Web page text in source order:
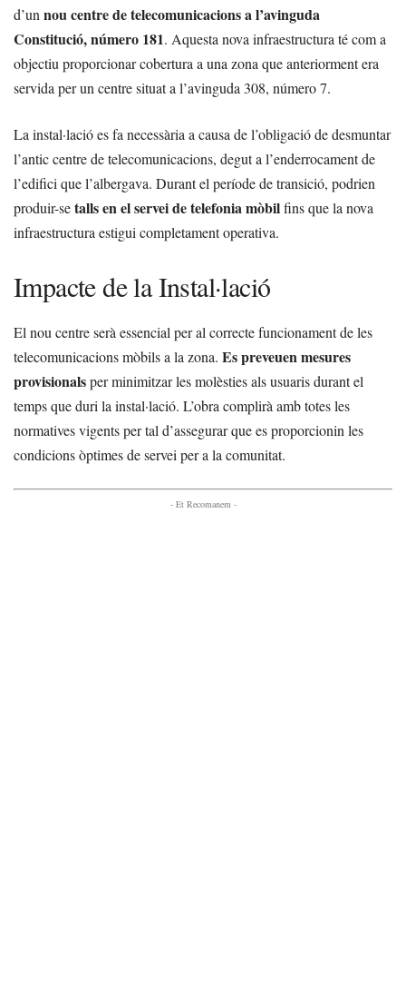
d’un nou centre de telecomunicacions a l’avinguda
Constitució, número 181. Aquesta nova infraestructura té com a
objectiu proporcionar cobertura a una zona que anteriorment era
servida per un centre situat a l’avinguda 308, número 7.
La instal·lació es fa necessària a causa de l’obligació de desmuntar
l’antic centre de telecomunicacions, degut a l’enderrocament de
l’edifici que l’albergava. Durant el període de transició, podrien
produir-setalls en el servei de telefonia mòbilfins que la nova
infraestructura estigui completament operativa.
Impacte de la Instal·lació
El nou centre serà essencial per al correcte funcionament de les
telecomunicacions mòbils a la zona. Es preveuen mesures
provisionalsper minimitzar les molèsties als usuaris durant el
temps que duri la instal·lació. L’obra complirà amb totes les
normatives vigents per tal d’assegurar que es proporcionin les
condicions òptimes de servei per a la comunitat.
- Et Recomanem -